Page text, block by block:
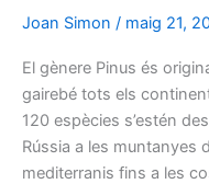
etimològica
Joan Simon / maig 21,
El gènere Pinus és
gairebé tots els
120 espècies s’estén
Rússia a les muntanyes
mediterranis fins a les